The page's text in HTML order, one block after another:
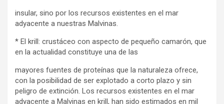
insular, sino por los recursos existentes en el mar
adyacente a nuestras Malvinas.
* El krill: crustáceo con aspecto de pequeño camarón, que
en la actualidad constituye una de las
mayores fuentes de proteínas que la naturaleza ofrece,
con la posibilidad de ser explotado a corto plazo y sin
peligro de extinción. Los recursos existentes en el mar
adyacente a Malvinas en krill, han sido estimados en mil